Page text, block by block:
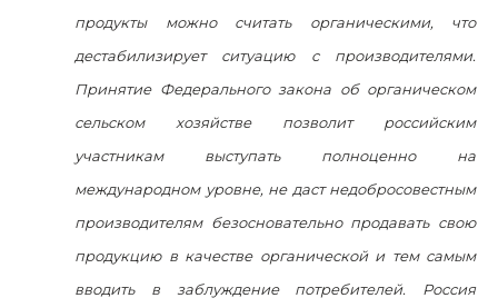
продукты можно считать органическими, что
дестабилизирует ситуацию с производителями.
Принятие Федерального закона об органическом
сельском хозяйстве позволит российским
участникам выступать полноценно на
международном уровне, не даст недобросовестным
производителям безосновательно продавать свою
продукцию в качестве органической и тем самым
вводить в заблуждение потребителей.
Россия